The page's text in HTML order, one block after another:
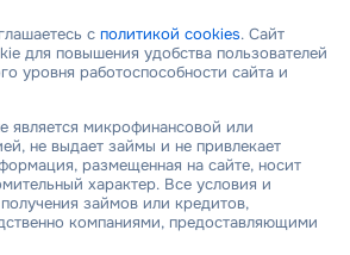
с политикой cookies. Сайт
для повышения удобства пользователей
уровня работоспособности сайта и
микрофинансовой или
не выдает займы и не привлекает
размещенная на сайте, носит
характер. Все условия и
займов или кредитов,
компаниями, предоставляющими